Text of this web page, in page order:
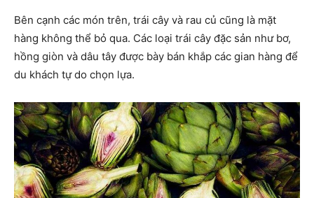
Bên cạnh các món trên, trái cây và rau củ cũng là mặt
hàng không thể bỏ qua. Các loại trái cây đặc sản như bơ,
hồng giòn và dâu tây được bày bán khắp các gian hàng để
du khách tự do chọn lựa.